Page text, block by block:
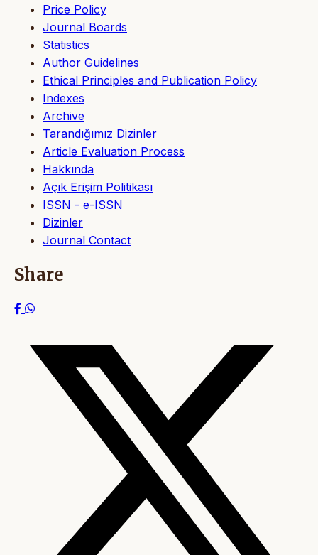
Price Policy
Journal Boards
Statistics
Author Guidelines
Ethical Principles and Publication Policy
Indexes
Archive
Tarandığımız Dizinler
Article Evaluation Process
Hakkında
Açık Erişim Politikası
ISSN - e-ISSN
Dizinler
Journal Contact
Share